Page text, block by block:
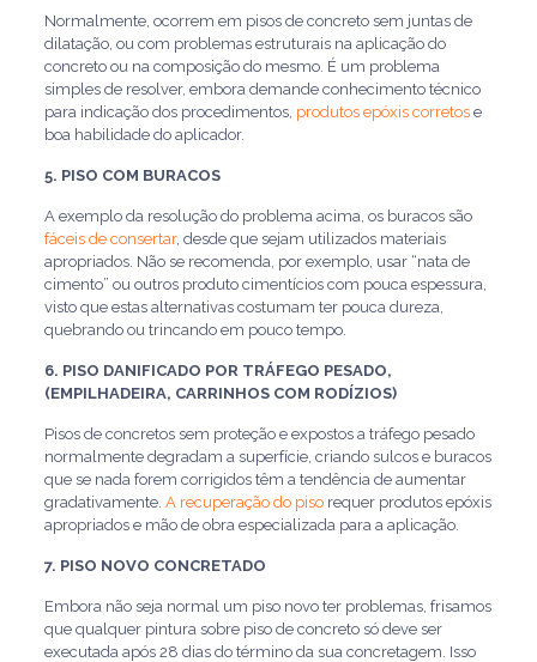
Normalmente, ocorrem em pisos de concreto sem juntas de
dilatação, ou com problemas estruturais na aplicação do
concreto ou na composição do mesmo. É um problema
simples de resolver, embora demande conhecimento técnico
para indicação dos procedimentos, produtos epóxis corretose
boa habilidade do aplicador.
5. PISO COM BURACOS
A exemplo da resolução do problema acima, os buracos são
fáceis de consertar, desde que sejam utilizados materiais
apropriados. Não se recomenda, por exemplo, usar “nata de
cimento” ou outros produto cimentícios com pouca espessura,
visto que estas alternativas costumam ter pouca dureza,
quebrando ou trincando em pouco tempo.
6. PISO DANIFICADO POR TRÁFEGO PESADO,
(EMPILHADEIRA, CARRINHOS COM RODÍZIOS)
Pisos de concretos sem proteção e expostos a tráfego pesado
normalmente degradam a superfície, criando sulcos e buracos
que se nada forem corrigidos têm a tendência de aumentar
gradativamente. A recuperação do pisorequer produtos epóxis
apropriados e mão de obra especializada para a aplicação.
7. PISO NOVO CONCRETADO
Embora não seja normal um piso novo ter problemas, frisamos
que qualquer pintura sobre piso de concreto só deve ser
executada após 28 dias do término da sua concretagem. Isso